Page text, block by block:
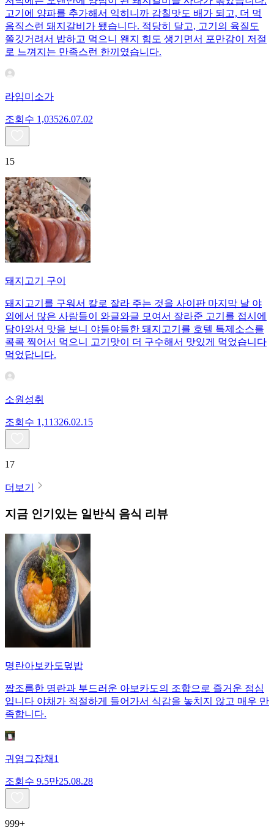
고기에 양파를 추가해서 익히니까 감칠맛도 배가 되고, 더 먹
음직스런 돼지갈비가 됐습니다. 적당히 달고, 고기의 육질도
쫄깃거려서 밥하고 먹으니 왠지 힘도 생기면서 포만감이 저절
로 느껴지는 만족스런 한끼였습니다.
라임미소가
조회수 1,03526.07.02
15
돼지고기 구이
돼지고기를 구워서 칼로 잘라 주는 것을 사이판 마지막 날 야
외에서 많은 사람들이 와글와글 모여서 잘라준 고기를 접시에
담아와서 맛을 보니 야들야들한 돼지고기를 호텔 특제소스를
콕콕 찍어서 먹으니 고기맛이 더 구수해서 맛있게 먹었습니다
먹었답니다.
소원성취
조회수 1,11326.02.15
17
더보기
지금 인기있는 일반식 음식 리뷰
명란아보카도덮밥
짭조름한 명란과 부드러운 아보카도의 조합으로 즐거운 점심
입니다 야채가 적절하게 들어가서 식감을 놓치지 않고 매우 만
족합니다.
귀염그잡채1
조회수 9.5만25.08.28
999+